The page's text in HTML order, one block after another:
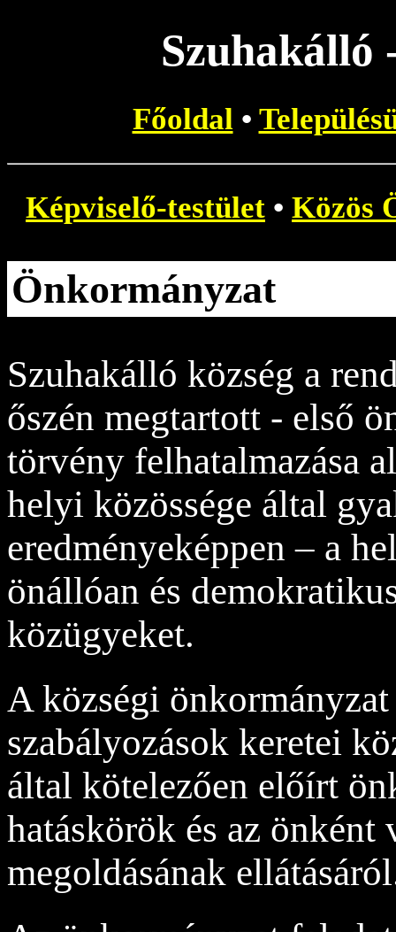
Szuhakálló
Főoldal•
Képviselő-testület • Közös
Önkormányzat
Szuhakálló község a
őszén megtartott - első
törvény felhatalmazása
helyi közössége által
eredményeképpen – a
önállóan és
közügyeket.
A községi
szabályozások keretei
által kötelezően előírt
hatáskörök és az
megoldásának